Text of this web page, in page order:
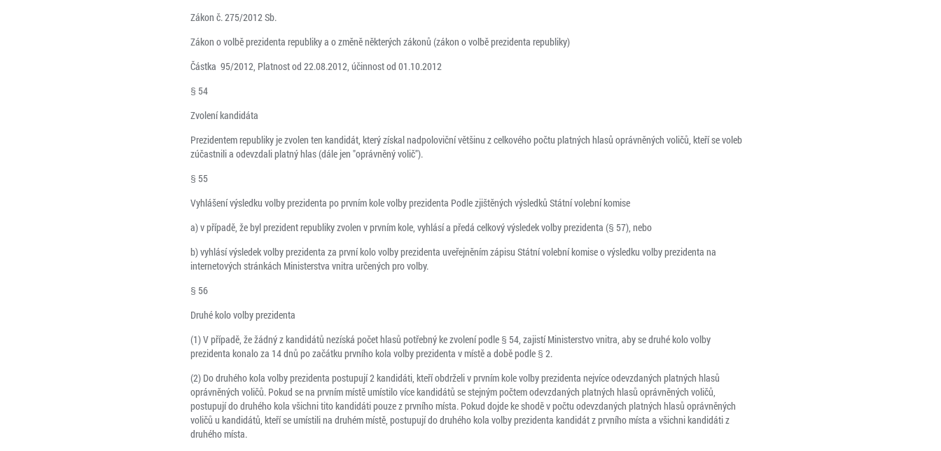
Zákon č. 275/2012 Sb.
Zákon o volbě prezidenta republiky a o změně některých zákonů (zákon o volbě prezidenta republiky)
Částka 95/2012, Platnost od 22.08.2012, účinnost od 01.10.2012
§ 54
Zvolení kandidáta
Prezidentem republiky je zvolen ten kandidát, který získal nadpoloviční většinu z celkového počtu platných hlasů oprávněných voličů, kteří se voleb
zúčastnili a odevzdali platný hlas (dále jen "oprávněný volič").
§ 55
Vyhlášení výsledku volby prezidenta po prvním kole volby prezidenta Podle zjištěných výsledků Státní volební komise
a) v případě, že byl prezident republiky zvolen v prvním kole, vyhlásí a předá celkový výsledek volby prezidenta (§ 57), nebo
b) vyhlásí výsledek volby prezidenta za první kolo volby prezidenta uveřejněním zápisu Státní volební komise o výsledku volby prezidenta na
internetových stránkách Ministerstva vnitra určených pro volby.
§ 56
Druhé kolo volby prezidenta
(1) V případě, že žádný z kandidátů nezíská počet hlasů potřebný ke zvolení podle § 54, zajistí Ministerstvo vnitra, aby se druhé kolo volby
prezidenta konalo za 14 dnů po začátku prvního kola volby prezidenta v místě a době podle § 2.
(2) Do druhého kola volby prezidenta postupují 2 kandidáti, kteří obdrželi v prvním kole volby prezidenta nejvíce odevzdaných platných hlasů
oprávněných voličů. Pokud se na prvním místě umístilo více kandidátů se stejným počtem odevzdaných platných hlasů oprávněných voličů,
postupují do druhého kola všichni tito kandidáti pouze z prvního místa. Pokud dojde ke shodě v počtu odevzdaných platných hlasů oprávněných
voličů u kandidátů, kteří se umístili na druhém místě, postupují do druhého kola volby prezidenta kandidát z prvního místa a všichni kandidáti z
druhého místa.